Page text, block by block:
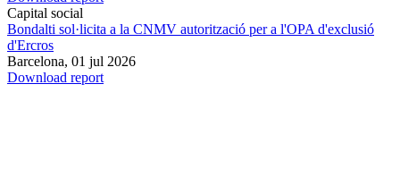
Capital social
Bondalti sol·licita a la CNMV autorització per a l'OPA d'exclusió
d'Ercros
Barcelona, 01 jul 2026
Download report